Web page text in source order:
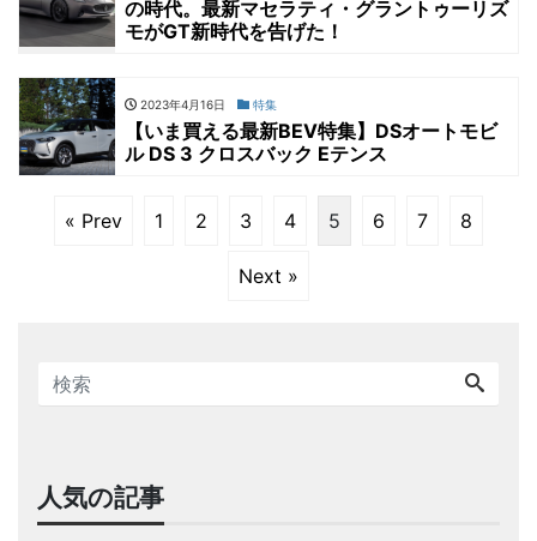
の時代。最新マセラティ・グラントゥーリズ
モがGT新時代を告げた！
2023年4月16日 特集
【いま買える最新BEV特集】DSオートモビ
ル DS 3 クロスバック Eテンス
« Prev 1 2 3 4 5 6 7 8
Next »
人気の記事